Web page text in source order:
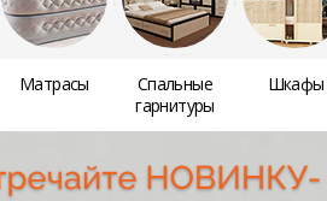
Матрасы
Спальные
гарнитуры
Шкафы